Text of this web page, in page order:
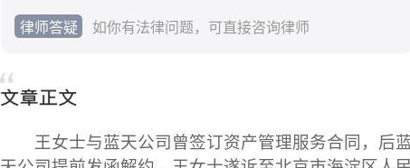
律师答疑 如你有法律问题，可直接咨询律师
王女士与蓝天公司曾签订资产管理服务合同，后